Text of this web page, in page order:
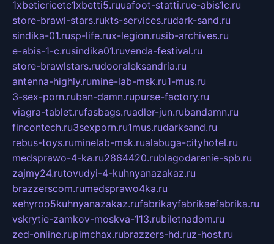
1xbeticricetc1xbetti5.ruuafoot-statti.rue-abis1c.ru
store-brawl-stars.rukts-services.rudark-sand.ru
sindika-01.rusp-life.rux-legion.rusib-archives.ru
e-abis-1-c.rusindika01.ruvenda-festival.ru
store-brawlstars.rudooraleksandria.ru
antenna-highly.rumine-lab-msk.ru1-mus.ru
3-sex-porn.ruban-damn.rupurse-factory.ru
viagra-tablet.rufasbags.ruadler-jun.rubandamn.ru
fincontech.ru3sexporn.ru1mus.rudarksand.ru
rebus-toys.ruminelab-msk.rualabuga-cityhotel.ru
medsprawo-4-ka.ru2864420.rublagodarenie-spb.ru
zajmy24.rutovudyi-4-kuhnyanazakaz.ru
brazzerscom.rumedsprawo4ka.ru
xehyroo5kuhnyanazakaz.rufabrikayfabrikaefabrika.ru
vskrytie-zamkov-moskva-113.rubiletnadom.ru
zed-online.rupimchax.rubrazzers-hd.ruz-host.ru